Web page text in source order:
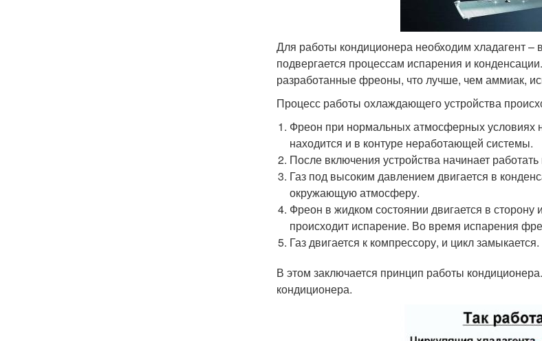
Для работы кондиционера необходим хладагент –
подвергается процессам испарения и
разработанные фреоны, что лучше, чем аммиак,
Процесс работы охлаждающего устройства
Фреон при нормальных атмосферных условиях
находится и в контуре неработающей системы.
После включения устройства начинает
Газ под высоким давлением двигается в
окружающую атмосферу.
Фреон в жидком состоянии двигается в
происходит испарение. Во время испарения
Газ двигается к компрессору, и цикл замыкается.
В этом заключается принцип работы
кондиционера.